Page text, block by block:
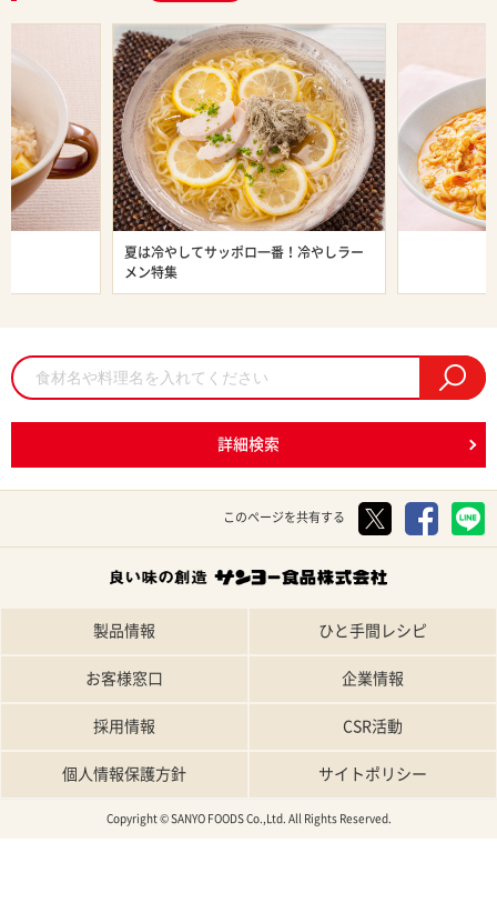
夏は冷やしてサッポロ一番！冷やしラー
メン特集
詳細検索
このページを共有する
製品情報 ひと手間レシピ
お客様窓口 企業情報
採用情報 CSR活動
個人情報保護方針 サイトポリシー
Copyright © SANYO FOODS Co.,Ltd. All Rights Reserved.